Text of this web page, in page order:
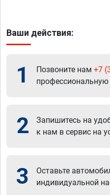
Ваши действия:
1 Позвоните нам +7
2
Запишитесь на
к нам в сервис на
3
Оставьте
индивидуальной